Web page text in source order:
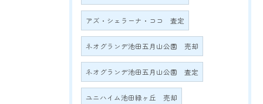
アズ・シェラーナ・ココ 査定
ネオグランデ池田五月山公園 売却
ネオグランデ池田五月山公園 査定
ユニハイム池田緑ヶ丘 売却